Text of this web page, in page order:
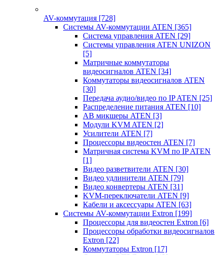
AV-коммутация [728]
Системы AV-коммутации ATEN [365]
Система управления ATEN [29]
Системы управления ATEN UNIZON
[5]
Матричные коммутаторы
видеосигналов ATEN [34]
Коммутаторы видеосигналов ATEN
[30]
Передача аудио/видео по IP ATEN [25]
Распределение питания ATEN [10]
АВ микшеры ATEN [3]
Модули KVM ATEN [2]
Усилители ATEN [7]
Процессоры видеостен ATEN [7]
Матричная система KVM по IP ATEN
[1]
Видео разветвители ATEN [30]
Видео удлинители ATEN [79]
Видео конвертеры ATEN [31]
KVM-переключатели ATEN [9]
Кабели и аксессуары ATEN [63]
Системы AV-коммутации Extron [199]
Процессоры для видеостен Extron [6]
Процессоры обработки видеосигналов
Extron [22]
Коммутаторы Extron [17]